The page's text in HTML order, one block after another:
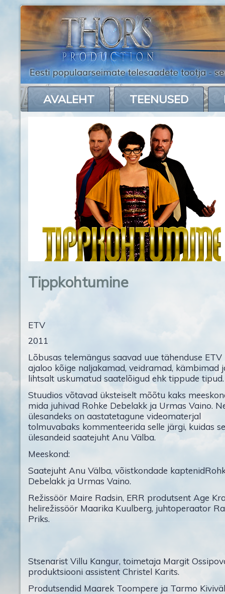
AVALEHT TEENUSED
tippkohtumine.jpg.jpg
Tippkohtumine
ETV
2011
Lõbusas telemängus saavad uue tähenduse ETV
ajaloo kõige naljakamad, veidramad, kämbimad
lihtsalt uskumatud saatelõigud ehk tippude tipud.
Stuudios võtavad üksteiselt mõõtu kaks
mida juhivad Rohke Debelakk ja Urmas Vaino.
ülesandeks on aastatetagune videomaterjal
tolmuvabaks kommenteerida selle järgi, kuidas
ülesandeid saatejuht Anu Välba.
Meeskond:
Saatejuht Anu Välba, võistkondade
Debelakk ja Urmas Vaino.
Režissöör Maire Radsin, ERR produtsent Age
helirežissöör Maarika Kuulberg, juhtoperaator
Priks.
Stsenarist Villu Kangur, toimetaja Margit
produktsiooni assistent Christel Karits.
Produtsendid Maarek Toompere ja Tarmo